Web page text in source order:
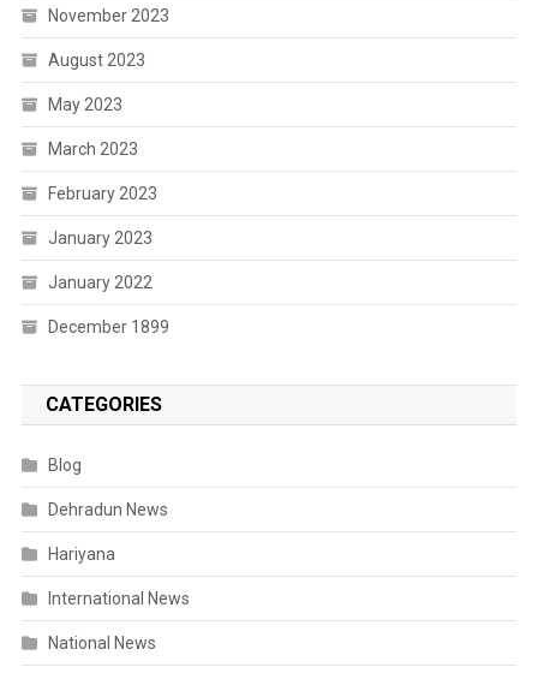
November 2023
August 2023
May 2023
March 2023
February 2023
January 2023
January 2022
December 1899
CATEGORIES
Blog
Dehradun News
Hariyana
International News
National News